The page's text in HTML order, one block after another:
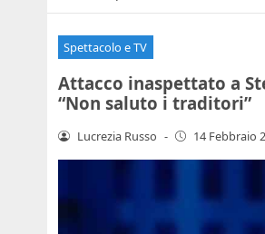
Spettacolo e TV
Attacco inaspettato a
“Non saluto i traditori”
Lucrezia Russo - 14 Febbraio